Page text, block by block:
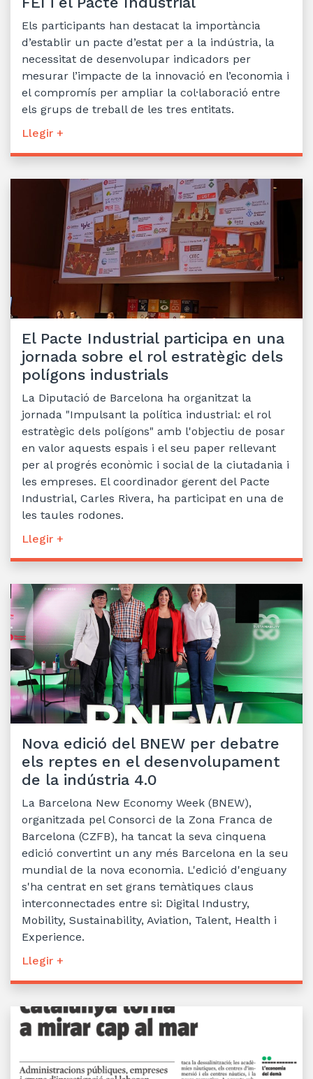
Els participants han destacat la importància
d’establir un pacte d’estat per a la indústria, la
necessitat de desenvolupar indicadors per
mesurar l’impacte de la innovació en l’economia i
el compromís per ampliar la col·laboració entre
els grups de treball de les tres entitats.
Llegir +
El Pacte Industrial participa en una
jornada sobre el rol estratègic dels
polígons industrials
La Diputació de Barcelona ha organitzat la
jornada "Impulsant la política industrial: el rol
estratègic dels polígons" amb l'objectiu de posar
en valor aquests espais i el seu paper rellevant
per al progrés econòmic i social de la ciutadania i
les empreses. El coordinador gerent del Pacte
Industrial, Carles Rivera, ha participat en una de
les taules rodones.
Llegir +
Nova edició del BNEW per debatre
els reptes en el desenvolupament
de la indústria 4.0
La Barcelona New Economy Week (BNEW),
organitzada pel Consorci de la Zona Franca de
Barcelona (CZFB), ha tancat la seva cinquena
edició convertint un any més Barcelona en la seu
mundial de la nova economia. L'edició d'enguany
s'ha centrat en set grans temàtiques claus
interconnectades entre si: Digital Industry,
Mobility, Sustainability, Aviation, Talent, Health i
Experience.
Llegir +